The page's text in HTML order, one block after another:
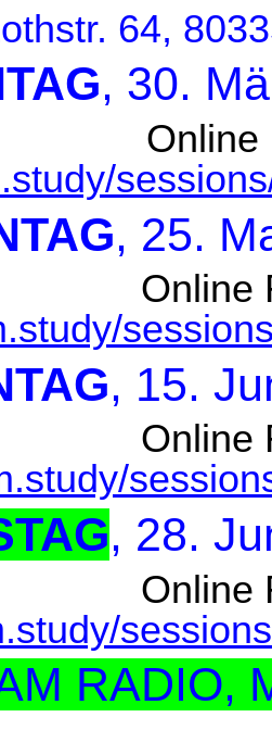
64,
, 30.
Online
, 25.
Online
, 15.
Online
, 28.
Online
RADIO,